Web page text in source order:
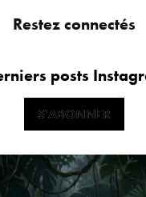
Restez connectés
posts
S'ABONNER
S'ABONNER